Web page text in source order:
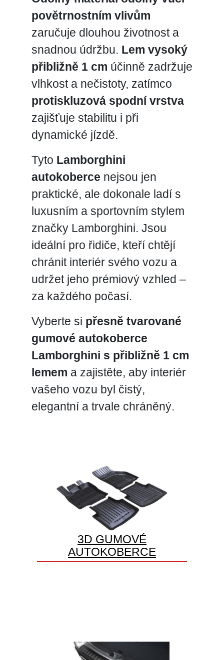
povětrnostním vlivům
zaručuje dlouhou životnost a
snadnou údržbu. Lem vysoký
přibližně 1 cm účinně zadržuje
vlhkost a nečistoty, zatímco
protiskluzová spodní vrstva
zajišťuje stabilitu i při
dynamické jízdě.
Tyto Lamborghini
autokoberce nejsou jen
praktické, ale dokonale ladí s
luxusním a sportovním stylem
značky Lamborghini. Jsou
ideální pro řidiče, kteří chtějí
chránit interiér svého vozu a
udržet jeho prémiový vzhled –
za každého počasí.
Vyberte si přesně tvarované
gumové autokoberce
Lamborghini s přibližně 1 cm
lemem a zajistěte, aby interiér
vašeho vozu byl čistý,
elegantní a trvale chráněný.
3D GUMOVÉ
AUTOKOBERCE